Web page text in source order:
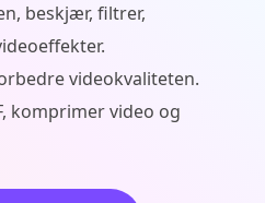
beskjær, filtrer,
videokvaliteten.
komprimer video og